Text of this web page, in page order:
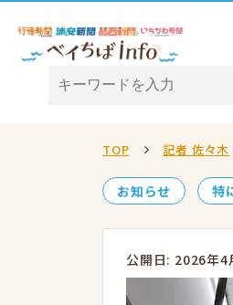
TOP 記者 佐々木
お知らせ 特
公開日: 2026年4